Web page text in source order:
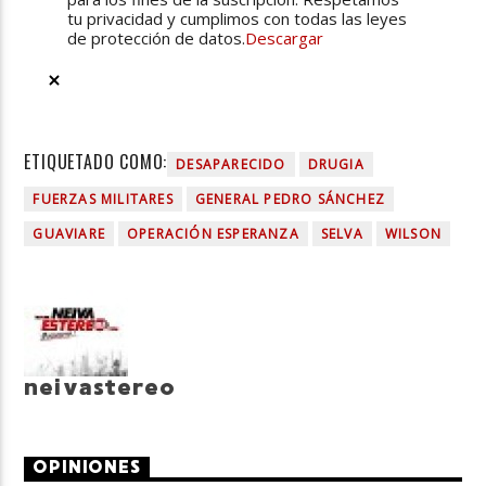
tu privacidad y cumplimos con todas las leyes
de protección de datos.Descargar
ETIQUETADO COMO: DESAPARECIDO
DRUGIA
FUERZAS MILITARES
GENERAL PEDRO SÁNCHEZ
GUAVIARE
OPERACIÓN ESPERANZA SELVA WILSON
neivastereo
OPINIONES